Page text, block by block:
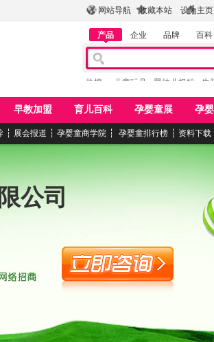
网站导航 收藏本站 设为主页
产品 企业 品牌 百科
热搜： 儿童玩具 婴幼儿奶粉 牛
早教加盟 育儿百科 孕婴童展 孕
┆ 展会报道 ┆ 孕婴童商学院 ┆ 孕婴童排行榜 ┆ 资料下载
公司